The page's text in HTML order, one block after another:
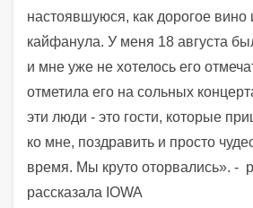
настоявшуюся, как дорогое вино
кайфанула. У меня 18 августа
и мне уже не хотелось его
отметила его на сольных
эти люди - это гости, которые
ко мне, поздравить и просто
время. Мы круто оторвались». -
рассказала IOWA